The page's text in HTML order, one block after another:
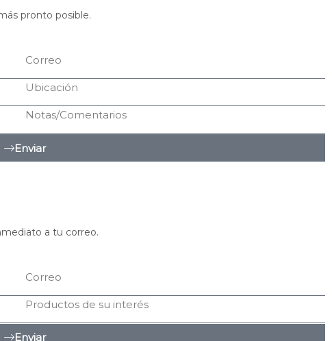
pronto posible.
Enviar
a tu correo.
Enviar